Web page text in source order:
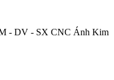
- DV - SX CNC Ánh Kim